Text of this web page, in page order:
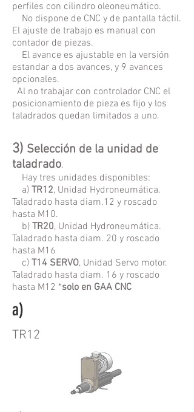
perfiles con cilindro oleoneumático.
No dispone de CNC y de pantalla táctil.
El ajuste de trabajo es manual con
contador de piezas.
El avance es ajustable en la versión
estandar a dos avances, y 9 avances
opcionales.
Al no trabajar con controlador CNC el
posicionamiento de pieza es fijo y los
taladrados quedan limitados a uno.
3) Selección de la unidad de
taladrado.
Hay tres unidades disponibles:
a) TR12, Unidad Hydroneumática.
Taladrado hasta diam.12 y roscado
hasta M10.
b) TR20, Unidad Hydroneumática.
Taladrado hasta diam. 20 y roscado
hasta M16
c) T14 SERVO, Unidad Servo motor.
Taladrado hasta diam. 16 y roscado
hasta M12 *solo en GAA CNC
a)
TR12